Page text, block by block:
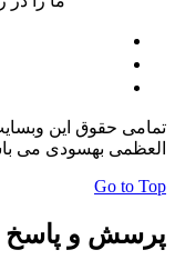
تمامی حقوق این
العظمی بهسودی می
Go to Top
پرسش و پاسخ